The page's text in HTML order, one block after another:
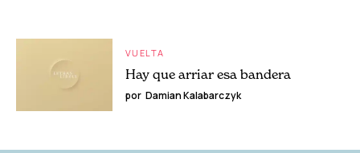
VUELTA
Hay que arriar esa bandera
por Damian Kalabarczyk